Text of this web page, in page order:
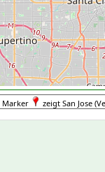
Marker zeigt San Jose